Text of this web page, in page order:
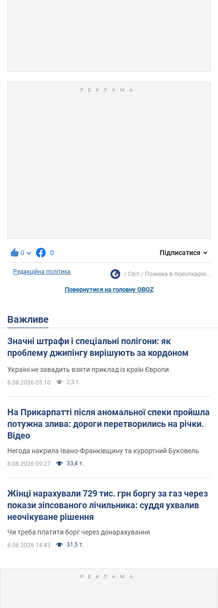
0 0 Підписатися
Редакційна політика Світ Пожежа в психлікарні...
Повернутися на головну OBOZ
Важливе
Значні штрафи і спеціальні полігони: як
проблему джипінгу вирішують за кордоном
Україні не завадить взяти приклад із країн Європи
8.08.2026 05:10 2,3 т.
На Прикарпатті після аномальної спеки пройшла
потужна злива: дороги перетворились на річки.
Відео
Негода накрила Івано-Франківщину та курортний Буковель
8.08.2026 09:27 33,4 т.
Жінці нарахували 729 тис. грн боргу за газ через
покази зіпсованого лічильника: суддя ухвалив
неочікуване рішення
Чи треба платити борг через донарахування
8.08.2026 14:43 31,5 т.